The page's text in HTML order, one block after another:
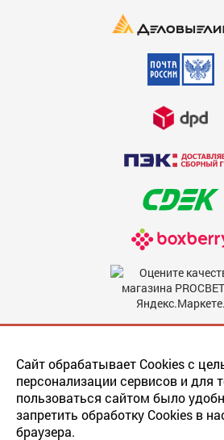
По умолчанию отзыв будет
Отметьте эту опцию, если вы хотите
Отмена
Сайт обрабатывает Cookies с
персонализации сервисов и для
пользоваться сайтом было
запретить обработку Cookies в
браузера.